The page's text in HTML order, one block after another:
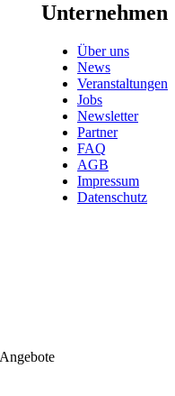
Unternehmen
Über uns
News
Veranstaltungen
Jobs
Newsletter
Partner
FAQ
AGB
Impressum
Datenschutz